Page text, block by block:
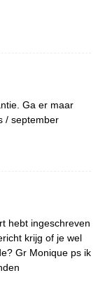
Ga er maar
/ september
hebt ingeschreven
krijg of je wel
Gr Monique ps ik